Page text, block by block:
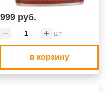
999 руб.
шт
в корзину